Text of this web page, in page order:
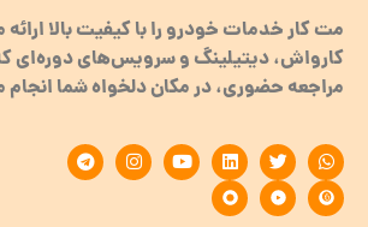
مت کار خدمات خودرو را با کیفیت بالا
کارواش، دیتیلینگ و سرویس‌های دوره‌ای
مراجعه حضوری، در مکان دلخواه شما